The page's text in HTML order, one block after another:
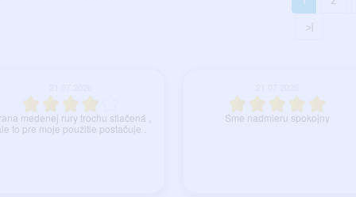
>|
medenej rury trochu stlačená ,
to pre moje použitie postačuje .
Sme nadmieru spokojny